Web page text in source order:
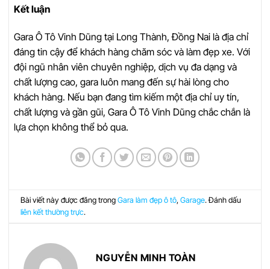
Kết luận
Gara Ô Tô Vinh Dũng tại Long Thành, Đồng Nai là địa chỉ
đáng tin cậy để khách hàng chăm sóc và làm đẹp xe. Với
đội ngũ nhân viên chuyên nghiệp, dịch vụ đa dạng và
chất lượng cao, gara luôn mang đến sự hài lòng cho
khách hàng. Nếu bạn đang tìm kiếm một địa chỉ uy tín,
chất lượng và gần gũi, Gara Ô Tô Vinh Dũng chắc chắn là
lựa chọn không thể bỏ qua.
Bài viết này được đăng trongGara làm đẹp ô tô,Garage. Đánh dấu
liên kết thường trực.
NGUYỄN MINH TOÀN